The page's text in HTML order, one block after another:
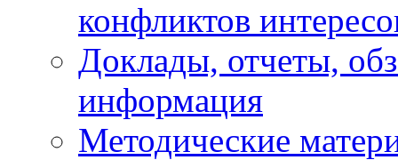
конфликтов
Доклады, отчеты,
информация
Методические